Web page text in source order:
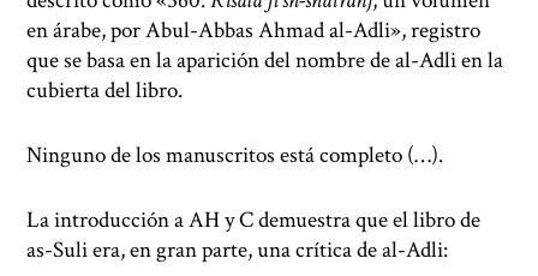
en árabe, por Abul-Abbas Ahmad al-Adli», registro
que se basa en la aparición del nombre de al-Adli en la
cubierta del libro.
Ninguno de los manuscritos está completo (…).
La introducción a AH y C demuestra que el libro de
as-Suli era, en gran parte, una crítica de al-Adli: